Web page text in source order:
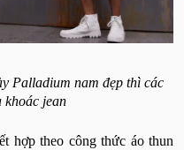
Palladium nam đẹp thì các
khoác jean
hợp theo công thức áo thun